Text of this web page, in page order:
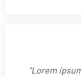
"Lorem